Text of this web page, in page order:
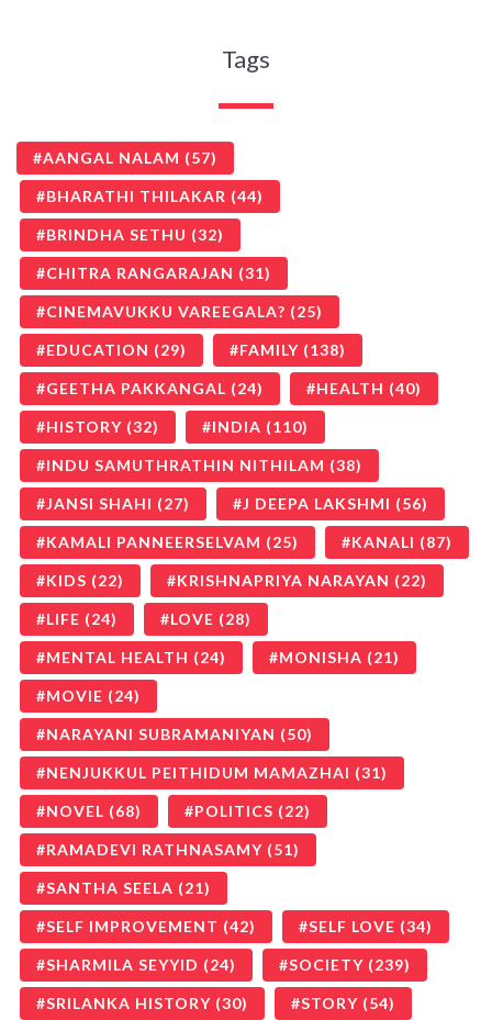
Tags
AANGAL NALAM (57)
BHARATHI THILAKAR (44)
BRINDHA SETHU (32)
CHITRA RANGARAJAN (31)
CINEMAVUKKU VAREEGALA? (25)
EDUCATION (29) FAMILY (138)
GEETHA PAKKANGAL (24) HEALTH (40)
HISTORY (32) INDIA (110)
INDU SAMUTHRATHIN NITHILAM (38)
JANSI SHAHI (27) J DEEPA LAKSHMI (56)
KAMALI PANNEERSELVAM (25) KANALI (87)
KIDS (22) KRISHNAPRIYA NARAYAN (22)
LIFE (24) LOVE (28)
MENTAL HEALTH (24) MONISHA (21)
MOVIE (24)
NARAYANI SUBRAMANIYAN (50)
NENJUKKUL PEITHIDUM MAMAZHAI (31)
NOVEL (68) POLITICS (22)
RAMADEVI RATHNASAMY (51)
SANTHA SEELA (21)
SELF IMPROVEMENT (42) SELF LOVE (34)
SHARMILA SEYYID (24) SOCIETY (239)
SRILANKA HISTORY (30) STORY (54)